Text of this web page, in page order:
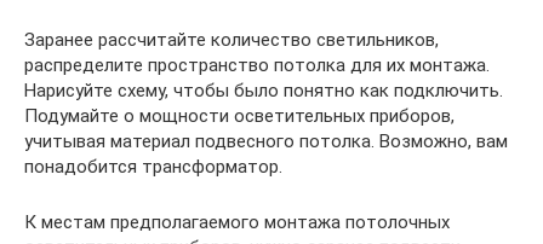
Заранее рассчитайте количество светильников,
распределите пространство потолка для их монтажа.
Нарисуйте схему, чтобы было понятно как подключить.
Подумайте о мощности осветительных приборов,
учитывая материал подвесного потолка. Возможно, вам
понадобится трансформатор.
К местам предполагаемого монтажа потолочных